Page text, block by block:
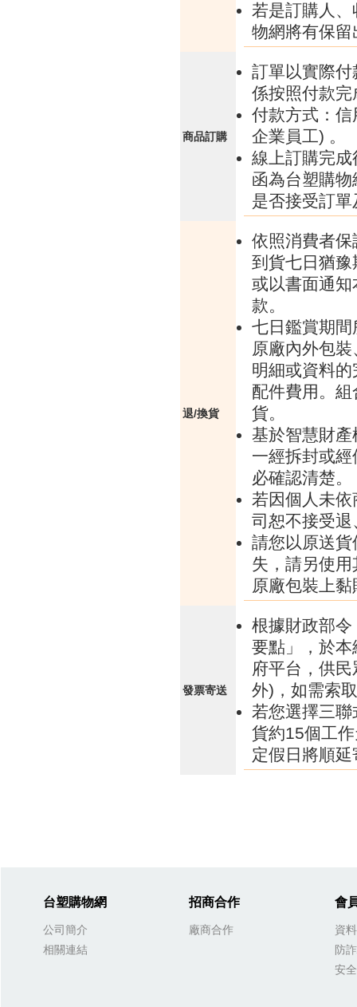
若是訂購人
物網將有保
商品訂購
訂單以實際
係按照付款
付款方式：
企業員工) 。
線上訂購完
函為台塑購
是否接受訂
退/換貨
依照消費者
到貨七日猶
或以書面通
款。
七日鑑賞期
原廠內外包
明細或資料
配件費用。
貨。
基於智慧財
一經拆封或
必確認清楚。
若因個人未
司恕不接受
請您以原送
失，請另使
原廠包裝上
發票寄送
根據財政部
要點」，於
府平台，供
外)，如需索
若您選擇三
貨約15個工
定假日將順延
台塑購物網
公司簡介
相關連結
招商合作
廠商合作
會
資
防
安